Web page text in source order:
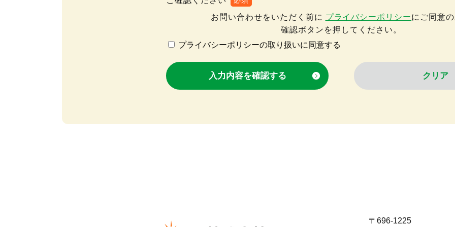
お問い合わせをいただく前に プライバシーポリシーにご同意
確認ボタンを押してください。
プライバシーポリシーの取り扱いに同意する
〒696-1225